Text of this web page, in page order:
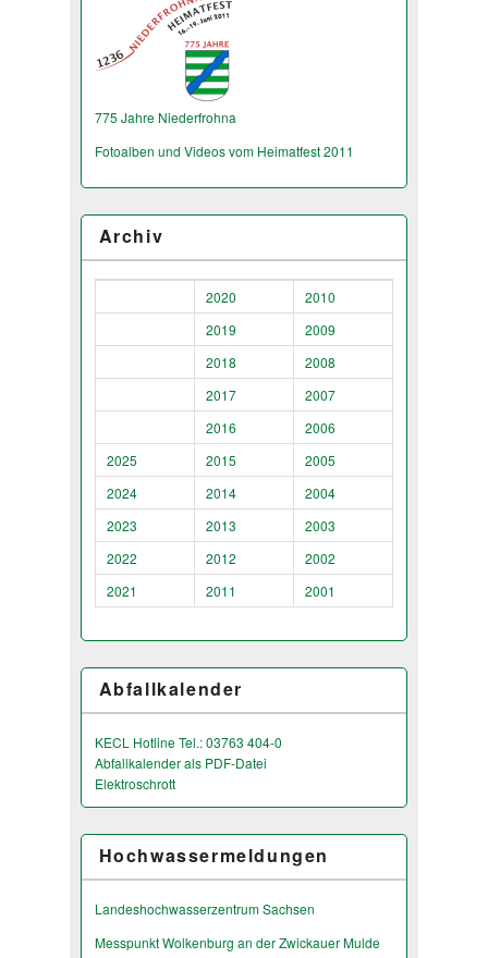
775 Jahre Niederfrohna
Fotoalben und Videos vom Heimatfest 2011
Archiv
2020
2010
2019
2009
2018
2008
2017
2007
2016
2006
2025
2015
2005
2024
2014
2004
2023
2013
2003
2022
2012
2002
2021
2011 2001
Abfallkalender
KECL Hotline Tel.: 03763 404-0
Abfallkalender als PDF-Datei
Elektroschrott
Hochwassermeldungen
Landeshochwas­serzentrum Sachsen
Messpunkt Wolkenburg an der Zwickauer Mulde